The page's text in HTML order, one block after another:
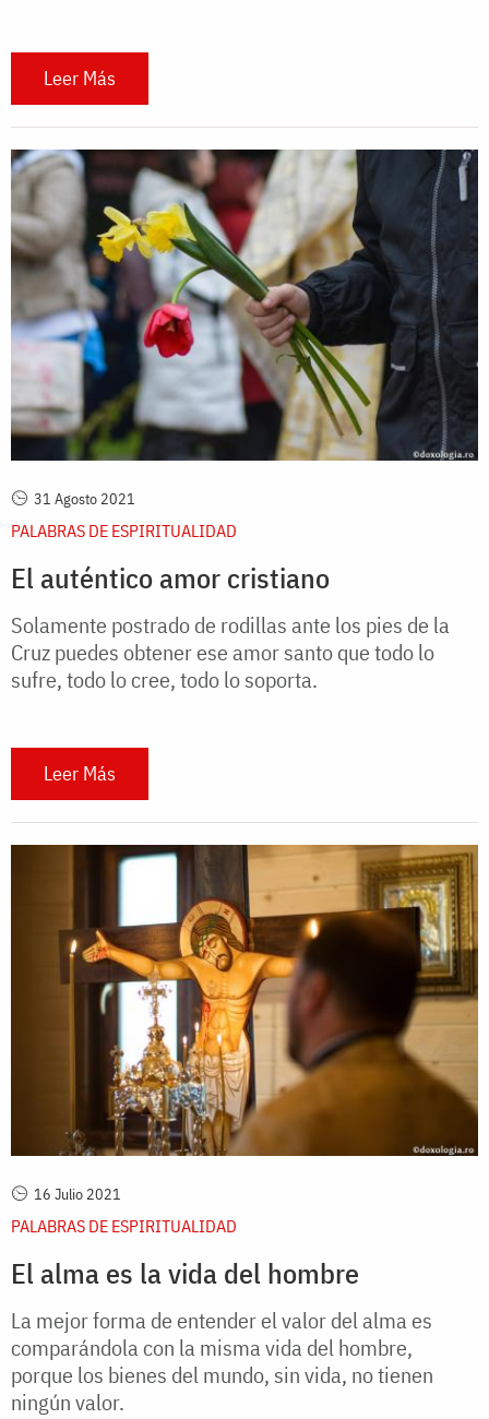
Leer Más
31 Agosto 2021
PALABRAS DE ESPIRITUALIDAD
El auténtico amor cristiano
Solamente postrado de rodillas ante los pies de la
Cruz puedes obtener ese amor santo que todo lo
sufre, todo lo cree, todo lo soporta.
Leer Más
16 Julio 2021
PALABRAS DE ESPIRITUALIDAD
El alma es la vida del hombre
La mejor forma de entender el valor del alma es
comparándola con la misma vida del hombre,
porque los bienes del mundo, sin vida, no tienen
ningún valor.